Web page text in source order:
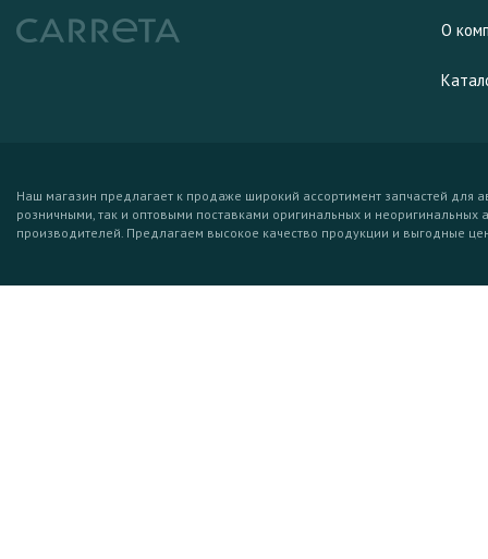
О
Наш магазин предлагает к продаже широкий ассортимент запчастей для
розничными, так и оптовыми поставками оригинальных и неоригинальных
производителей. Предлагаем высокое качество продукции и выгодные